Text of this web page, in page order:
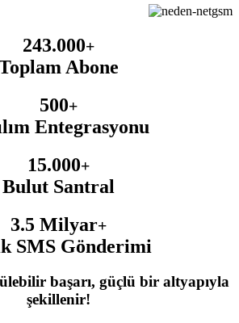
243.000+
Abone
500+
Entegrasyonu
15.000+
Bulut Santral
3.5 Milyar+
SMS Gönderimi
başarı, güçlü bir altyapıyla
şekillenir!